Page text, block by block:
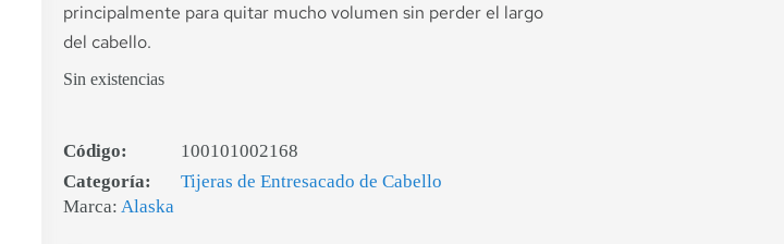
principalmente para quitar mucho volumen sin perder el largo
del cabello.
Sin existencias
Código:
100101002168
Categoría:
Tijeras de Entresacado de Cabello
Marca: Alaska